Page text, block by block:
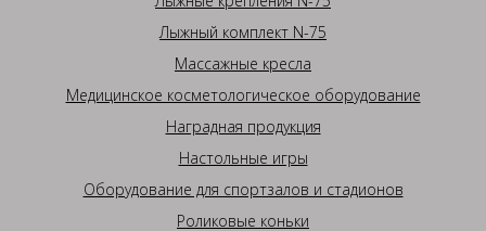
Лыжный комплект N-75
Массажные кресла
Медицинское косметологическое оборудование
Наградная продукция
Настольные игры
Оборудование для спортзалов и стадионов
Роликовые коньки